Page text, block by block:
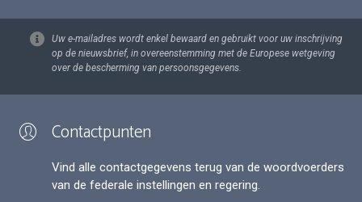
Uw e-mailadres wordt enkel bewaard en gebruikt voor uw inschrijving
op de nieuwsbrief, in overeenstemming met de Europese wetgeving
over de bescherming van persoonsgegevens.
Contactpunten
Vind alle contactgegevens terug van de woordvoerders
van de federale instellingen en regering.